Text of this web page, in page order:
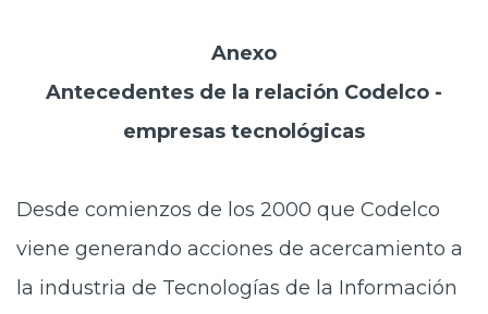
Anexo
Antecedentes de la relación Codelco -
empresas tecnológicas
Desde comienzos de los 2000 que Codelco
viene generando acciones de acercamiento a
la industria de Tecnologías de la Información